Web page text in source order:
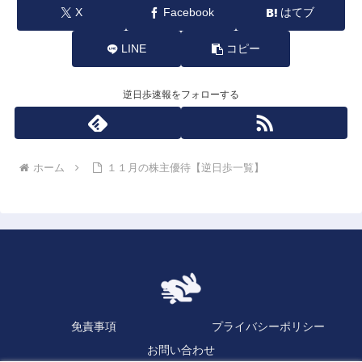
X Facebook はてブ
LINE コピー
逆日歩速報をフォローする
ホーム １１月の株主優待【逆日歩一覧】
免責事項
プライバシーポリシー
お問い合わせ